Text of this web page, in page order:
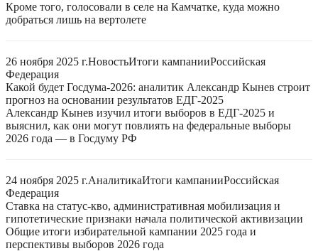
Кроме того, голосовали в селе на Камчатке, куда можно
добраться лишь на вертолете
26 ноября 2025 г.НовостьИтоги кампанииРоссийская
Федерация
Какой будет Госдума-2026: аналитик Александр Кынев строит
прогноз на основании результатов ЕДГ-2025
Александр Кынев изучил итоги выборов в ЕДГ-2025 и
выяснил, как они могут повлиять на федеральные выборы
2026 года — в Госдуму РФ
24 ноября 2025 г.АналитикаИтоги кампанииРоссийская
Федерация
Ставка на статус-кво, административная мобилизация и
гипотетические признаки начала политической активизации
Общие итоги избирательной кампании 2025 года и
перспективы выборов 2026 года